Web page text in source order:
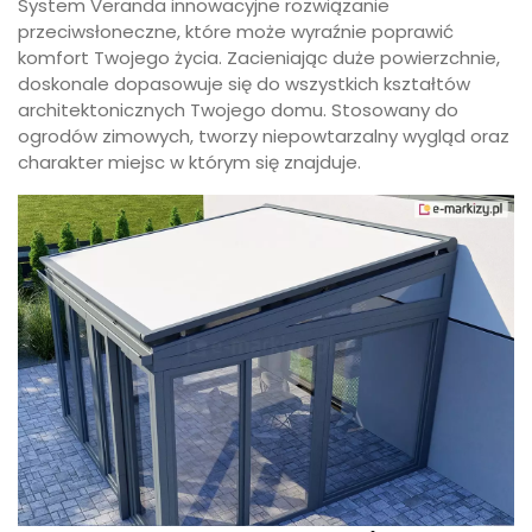
System Veranda innowacyjne rozwiązanie
przeciwsłoneczne, które może wyraźnie poprawić
komfort Twojego życia. Zacieniając duże powierzchnie,
doskonale dopasowuje się do wszystkich kształtów
architektonicznych Twojego domu. Stosowany do
ogrodów zimowych, tworzy niepowtarzalny wygląd oraz
charakter miejsc w którym się znajduje.